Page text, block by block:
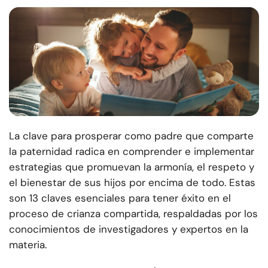
La clave para prosperar como padre que comparte
la paternidad radica en comprender e implementar
estrategias que promuevan la armonía, el respeto y
el bienestar de sus hijos por encima de todo. Estas
son 13 claves esenciales para tener éxito en el
proceso de crianza compartida, respaldadas por los
conocimientos de investigadores y expertos en la
materia.